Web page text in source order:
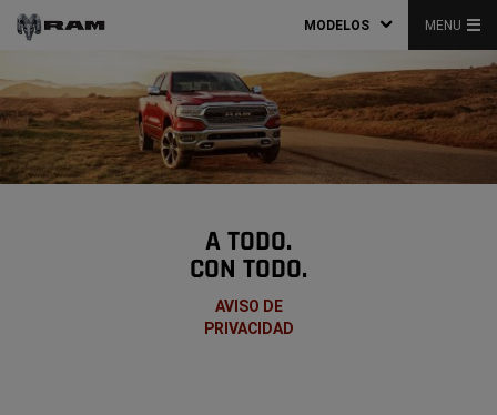
MODELOS MENU
A TODO.
CON TODO.
AVISO DE
PRIVACIDAD